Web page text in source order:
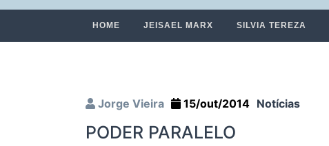
HOME JEISAEL MARX SILVIA TEREZA
Jorge Vieira 15/out/2014 Notícias
PODER PARALELO